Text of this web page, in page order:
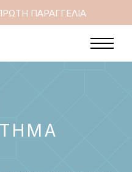
ΠΑΡΑΓΓΕΛΙΑ